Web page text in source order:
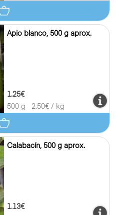
Apio blanco, 500 g aprox.
1.25€
500 g
2.50€ / kg
Calabacín, 500 g aprox.
1.13€